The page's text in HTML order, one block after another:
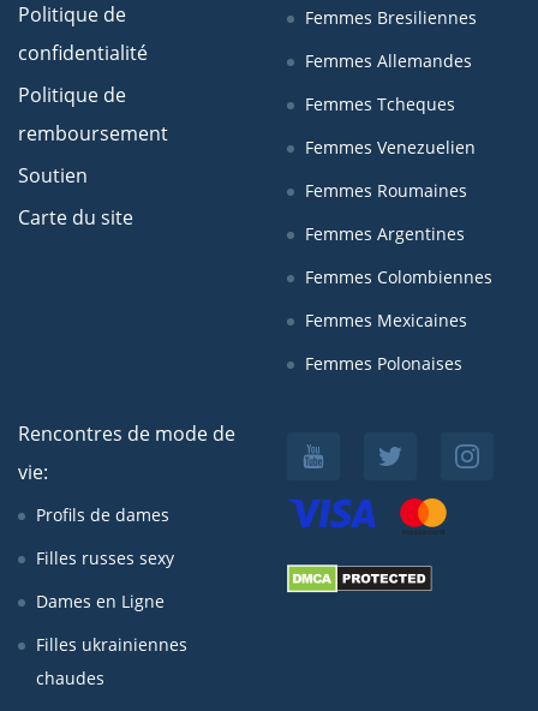
Politique de
confidentialité
Politique de
remboursement
Soutien
Carte du site
Femmes Bresiliennes
Femmes Allemandes
Femmes Tcheques
Femmes Venezuelien
Femmes Roumaines
Femmes Argentines
Femmes Colombiennes
Femmes Mexicaines
Femmes Polonaises
Rencontres de mode de
vie:
Profils de dames
Filles russes sexy
Dames en Ligne
Filles ukrainiennes
chaudes